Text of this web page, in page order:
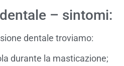
– sintomi:
dentale troviamo:
durante la masticazione;